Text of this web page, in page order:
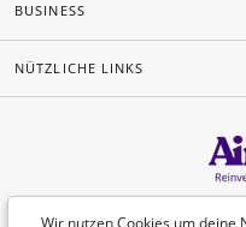
Wir nutzen Cookies um
BUSINESS
NÜTZLICHE LINKS